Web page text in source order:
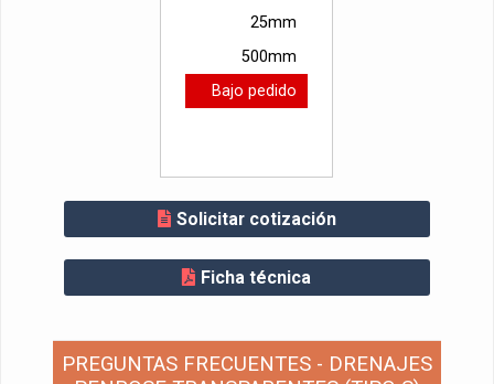
25mm
500mm
Bajo pedido
Solicitar cotización
Ficha técnica
PREGUNTAS FRECUENTES - DRENAJES